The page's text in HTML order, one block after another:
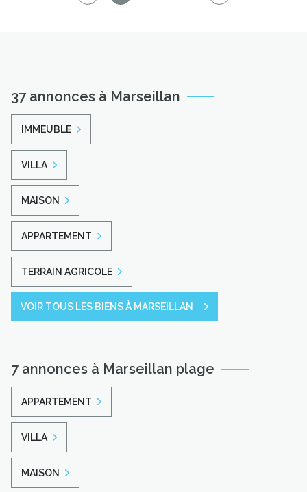
37 annonces à Marseillan
IMMEUBLE
VILLA
MAISON
APPARTEMENT
TERRAIN AGRICOLE
VOIR TOUS LES BIENS À MARSEILLAN
7 annonces à Marseillan plage
APPARTEMENT
VILLA
MAISON